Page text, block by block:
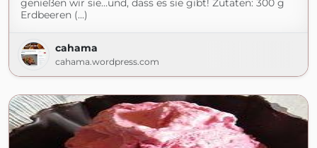
genießen wir sie…und, dass es sie gibt! Zutaten: 300 g
Erdbeeren (...)
cahama
cahama.wordpress.com